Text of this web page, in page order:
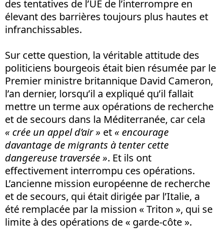
des tentatives de l’UE de l’interrompre en
élevant des barrières toujours plus hautes et
infranchissables.
Sur cette question, la véritable attitude des
politiciens bourgeois était bien résumée par le
Premier ministre britannique David Cameron,
l’an dernier, lorsqu’il a expliqué qu’il fallait
mettre un terme aux opérations de recherche
et de secours dans la Méditerranée, car cela
« crée un appel d’air » et « encourage
davantage de migrants à tenter cette
dangereuse traversée ». Et ils ont
effectivement interrompu ces opérations.
L’ancienne mission européenne de recherche
et de secours, qui était dirigée par l’Italie, a
été remplacée par la mission « Triton », qui se
limite à des opérations de « garde-côte ».